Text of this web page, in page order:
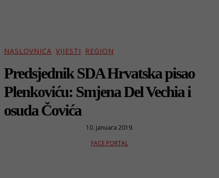
NASLOVNICA VIJESTI REGION
Predsjednik SDA Hrvatska pisao
Plenkoviću: Smjena Del Vechia i
osuda Čovića
10. januara 2019.
FACE PORTAL